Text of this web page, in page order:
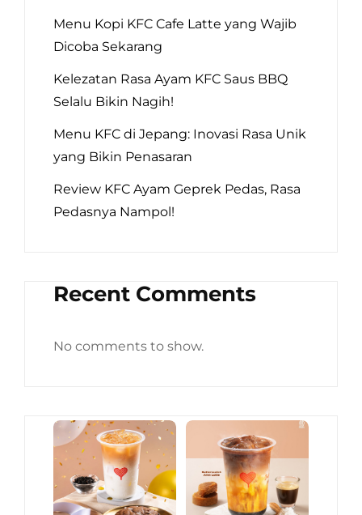
Menu Kopi KFC Cafe Latte yang Wajib
Dicoba Sekarang
Kelezatan Rasa Ayam KFC Saus BBQ
Selalu Bikin Nagih!
Menu KFC di Jepang: Inovasi Rasa Unik
yang Bikin Penasaran
Review KFC Ayam Geprek Pedas, Rasa
Pedasnya Nampol!
Recent Comments
No comments to show.